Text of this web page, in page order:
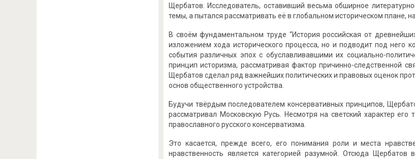
Щербатов. Исследователь, оставивший весьма обширное
темы, а пытался рассматривать её в глобальном историческом плане,
В своём фундаментальном труде “История российская от
изложением хода исторического процесса, но и подводит под него
события различных эпох с обуславливавшими их социально-
принцип историзма, рассматривая фактор причинно-следственной
Щербатов сделал ряд важнейших политических и правовых оценок
основ общественного устройства.
Будучи твёрдым последователем консервативных принципов,
рассматривал Московскую Русь. Несмотря на светский характер
православного русского консерватизма.
Это касается, прежде всего, его понимания роли и места
нравственность является категорией разумной. Отсюда Щербатов